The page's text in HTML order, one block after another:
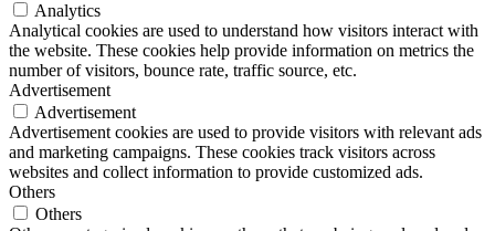
Analytics
Analytical cookies are used to understand how visitors interact with
the website. These cookies help provide information on metrics the
number of visitors, bounce rate, traffic source, etc.
Advertisement
Advertisement
Advertisement cookies are used to provide visitors with relevant ads
and marketing campaigns. These cookies track visitors across
websites and collect information to provide customized ads.
Others
Others